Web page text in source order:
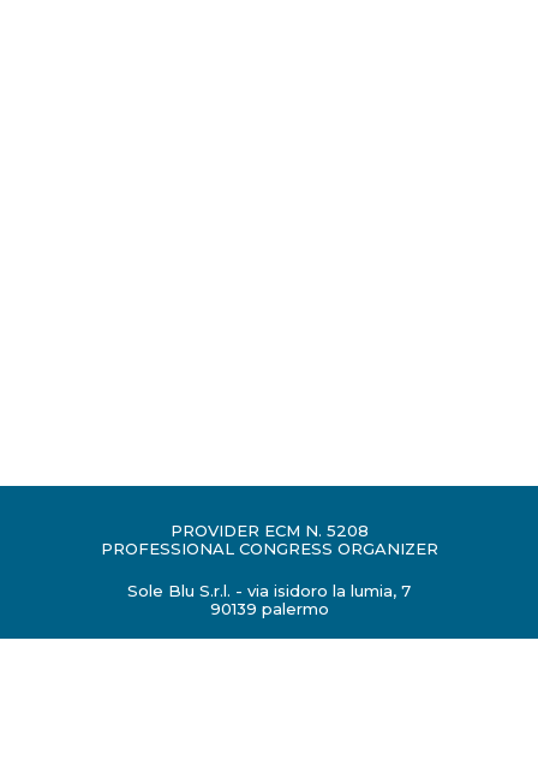
PROVIDER ECM N. 5208
PROFESSIONAL CONGRESS ORGANIZER
Sole Blu S.r.l. - via isidoro la lumia, 7
90139 palermo
congressi@soleblusicilia.it